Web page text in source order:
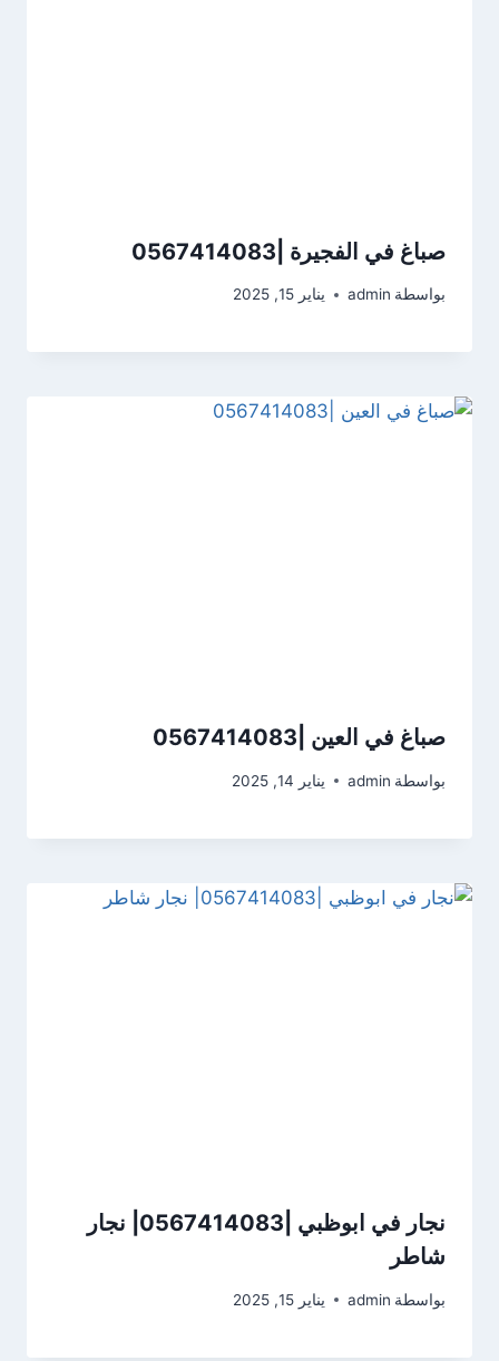
صباغ في الفجيرة |0567414083
بواسطة admin يناير 15, 2025
صباغ في العين |0567414083
بواسطة admin يناير 14, 2025
نجار في ابوظبي |0567414083| نجار
شاطر
بواسطة admin يناير 15, 2025